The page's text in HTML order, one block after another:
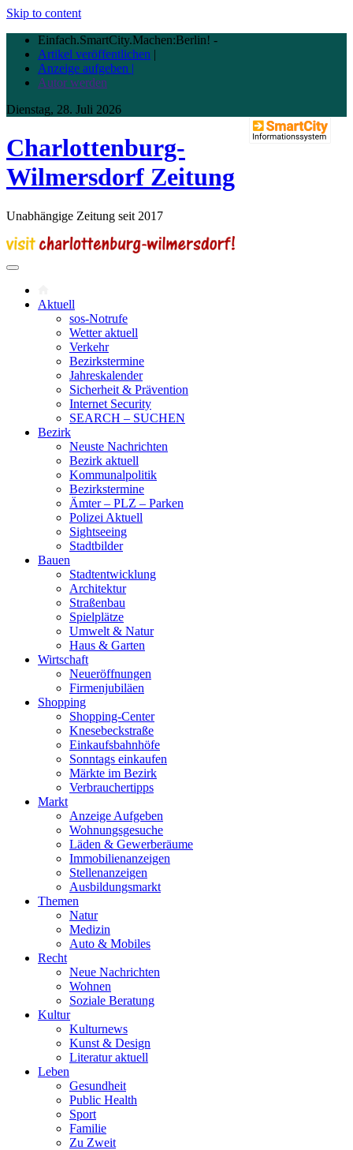
Skip to content
Einfach.SmartCity.Machen:Berlin! -
Artikel veröffentlichen |
Anzeige aufgeben |
Autor werden
Dienstag, 28. Juli 2026
Charlottenburg-
Wilmersdorf Zeitung
Unabhängige Zeitung seit 2017
Aktuell
sos-Notrufe
Wetter aktuell
Verkehr
Bezirkstermine
Jahreskalender
Sicherheit & Prävention
Internet Security
SEARCH – SUCHEN
Bezirk
Neuste Nachrichten
Bezirk aktuell
Kommunalpolitik
Bezirkstermine
Ämter – PLZ – Parken
Polizei Aktuell
Sightseeing
Stadtbilder
Bauen
Stadtentwicklung
Architektur
Straßenbau
Spielplätze
Umwelt & Natur
Haus & Garten
Wirtschaft
Neueröffnungen
Firmenjubiläen
Shopping
Shopping-Center
Knesebeckstraße
Einkaufsbahnhöfe
Sonntags einkaufen
Märkte im Bezirk
Verbrauchertipps
Markt
Anzeige Aufgeben
Wohnungsgesuche
Läden & Gewerberäume
Immobilienanzeigen
Stellenanzeigen
Ausbildungsmarkt
Themen
Natur
Medizin
Auto & Mobiles
Recht
Neue Nachrichten
Wohnen
Soziale Beratung
Kultur
Kulturnews
Kunst & Design
Literatur aktuell
Leben
Gesundheit
Public Health
Sport
Familie
Zu Zweit